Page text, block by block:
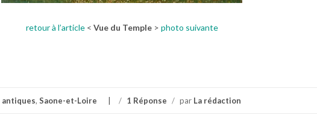
retour à l’article< Vue du Temple> photo suivante
antiques, Saone-et-Loire / 1 Réponse / par La rédaction